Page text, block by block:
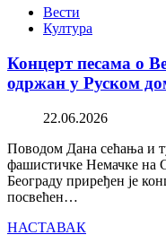
Вести
Култура
Концерт песама о
одржан у Руском
22.06.2026
Поводом Дана сећања и
фашистичке Немачке на
Београду приређен је
посвећен…
НАСТАВАК